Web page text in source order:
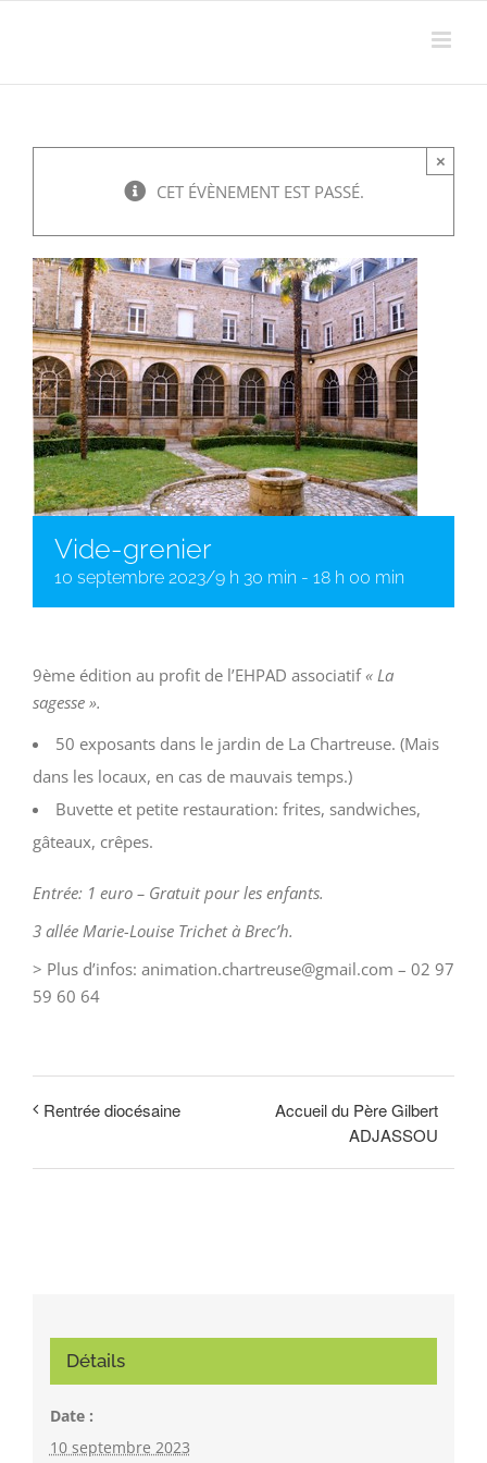
contenu
CET ÉVÈNEMENT EST PASSÉ.
×
Vide-grenier
10 septembre 2023/9 h 30 min - 18 h 00 min
9ème édition au profit de l’EHPAD associatif« La
sagesse ».
50 exposants dans le jardin de La Chartreuse. (Mais
dans les locaux, en cas de mauvais temps.)
Buvette et petite restauration: frites, sandwiches,
gâteaux, crêpes.
Entrée: 1 euro – Gratuit pour les enfants.
3 allée Marie-Louise Trichet à Brec’h.
> Plus d’infos: animation.chartreuse@gmail.com – 02 97
59 60 64
Rentrée diocésaine
Accueil du Père Gilbert
ADJASSOU
Détails
Date :
10 septembre 2023